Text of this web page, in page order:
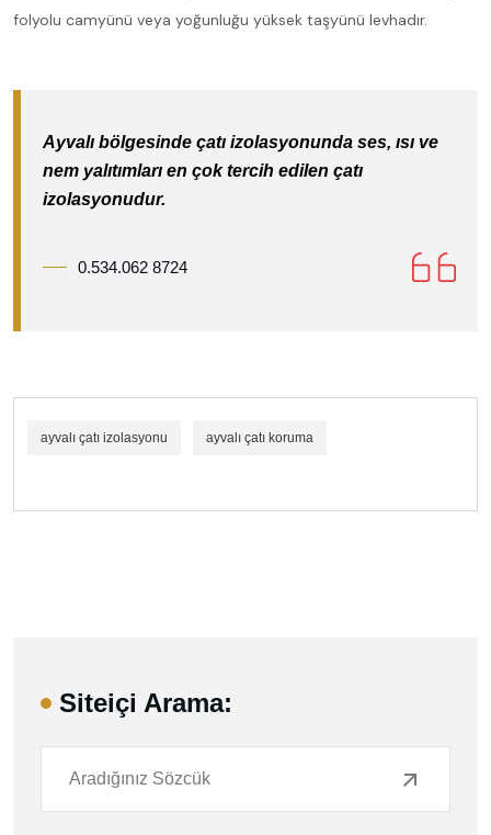
folyolu camyünü veya yoğunluğu yüksek taşyünü levhadır.
Ayvalı bölgesinde çatı izolasyonunda ses, ısı ve
nem yalıtımları en çok tercih edilen çatı
izolasyonudur.
0.534.062 8724
ayvalı çatı izolasyonu ayvalı çatı koruma
Siteiçi Arama: